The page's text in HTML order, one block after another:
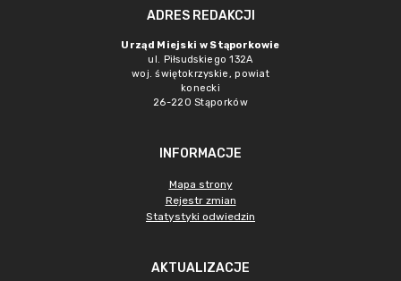
ADRES REDAKCJI
Urząd Miejski w Stąporkowie
ul. Piłsudskiego 132A
woj. świętokrzyskie, powiat
konecki
26-220 Stąporków
INFORMACJE
Mapa strony
Rejestr zmian
Statystyki odwiedzin
AKTUALIZACJE